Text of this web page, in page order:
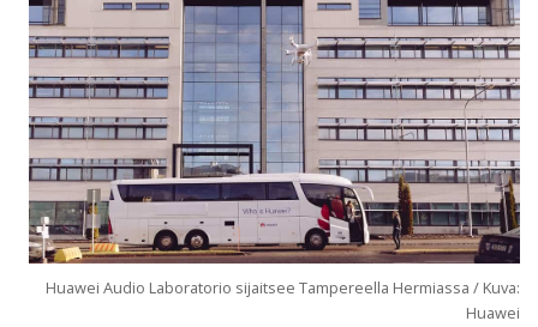
Huawei Audio Laboratorio sijaitsee Tampereella Hermiassa / Kuva:
Huawei